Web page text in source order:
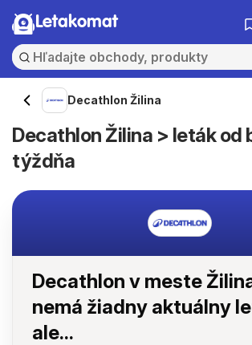
Letakomat
Decathlon Žilina
Decathlon Žilina > leták od
týždňa
Decathlon v meste
nemá žiadny aktuálny
ale...